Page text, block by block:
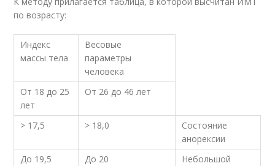
по возрасту:
Индекс
массы тела
Весовые
параметры
человека
От 18 до 25
лет
От 26 до 46 лет
> 17,5 > 18,0
Состояние
анорексии
До 19,5
До 20
Небольшой